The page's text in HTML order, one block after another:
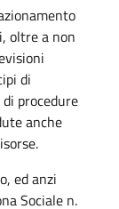
oltre a non
di
procedure
anche
ed anzi
Sociale n.